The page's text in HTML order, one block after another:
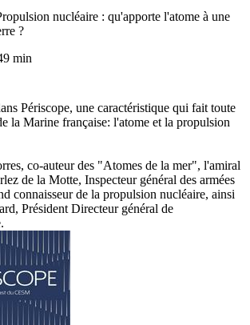
nucléaire : qu'apporte l'atome à une
?
min
Périscope, une caractéristique qui fait toute
la Marine française: l'atome et la propulsion
co-auteur des "Atomes de la mer", l'amiral
de la Motte, Inspecteur général des armées
connaisseur de la propulsion nucléaire, ainsi
Président Directeur général de